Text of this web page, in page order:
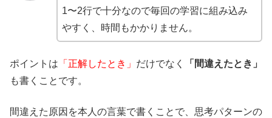
1〜2行で十分なので毎回の学習に組み込み
やすく、時間もかかりません。
ポイントは 「正解したとき」 だけでなく
「間違えたとき」
も書くことです。
間違えた原因を本人の言葉で書くことで、思考パターンの